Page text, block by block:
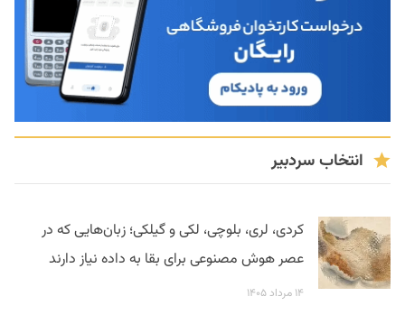
انتخاب سردبیر
کردی، لری، بلوچی، لکی و گیلکی؛ زبان‌هایی که در
عصر هوش مصنوعی برای بقا به داده نیاز دارند
۱۴ مرداد ۱۴۰۵